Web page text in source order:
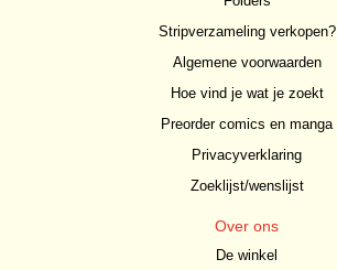
Stripverzameling verkopen?
Algemene voorwaarden
Hoe vind je wat je zoekt
Preorder comics en manga
Privacyverklaring
Zoeklijst/wenslijst
Over ons
De winkel